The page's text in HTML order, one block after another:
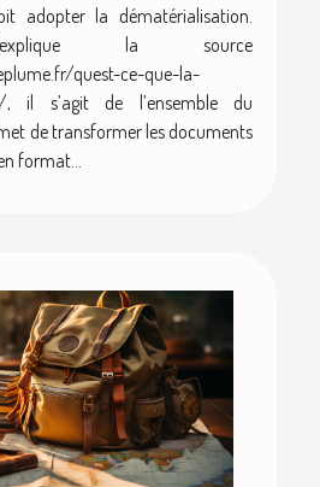
adopter la dématérialisation.
la source
quest-ce-que-la-
, il s’agit de l’ensemble du
de transformer les documents
format...